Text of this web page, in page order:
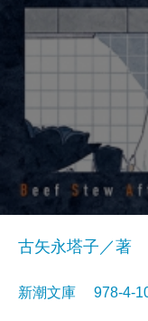
古矢永塔子／著
新潮文庫 978-4-